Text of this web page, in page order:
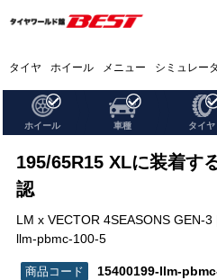
タイヤ ホイール メニュー シミュレータ
ホイール 車種 タイヤ
195/65R15 XLに装着す
認
LM x VECTOR 4SEASONS GEN-
llm-pbmc-100-5
15400199-llm-